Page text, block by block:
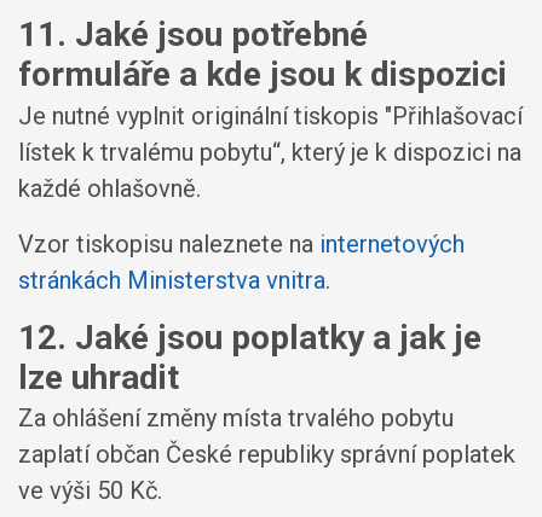
11. Jaké jsou potřebné
formuláře a kde jsou k dispozici
Je nutné vyplnit originální tiskopis "Přihlašovací
lístek k trvalému pobytu“, který je k dispozici na
každé ohlašovně.
Vzor tiskopisu naleznete na internetových
stránkách Ministerstva vnitra.
12. Jaké jsou poplatky a jak je
lze uhradit
Za ohlášení změny místa trvalého pobytu
zaplatí občan České republiky správní poplatek
ve výši 50 Kč.